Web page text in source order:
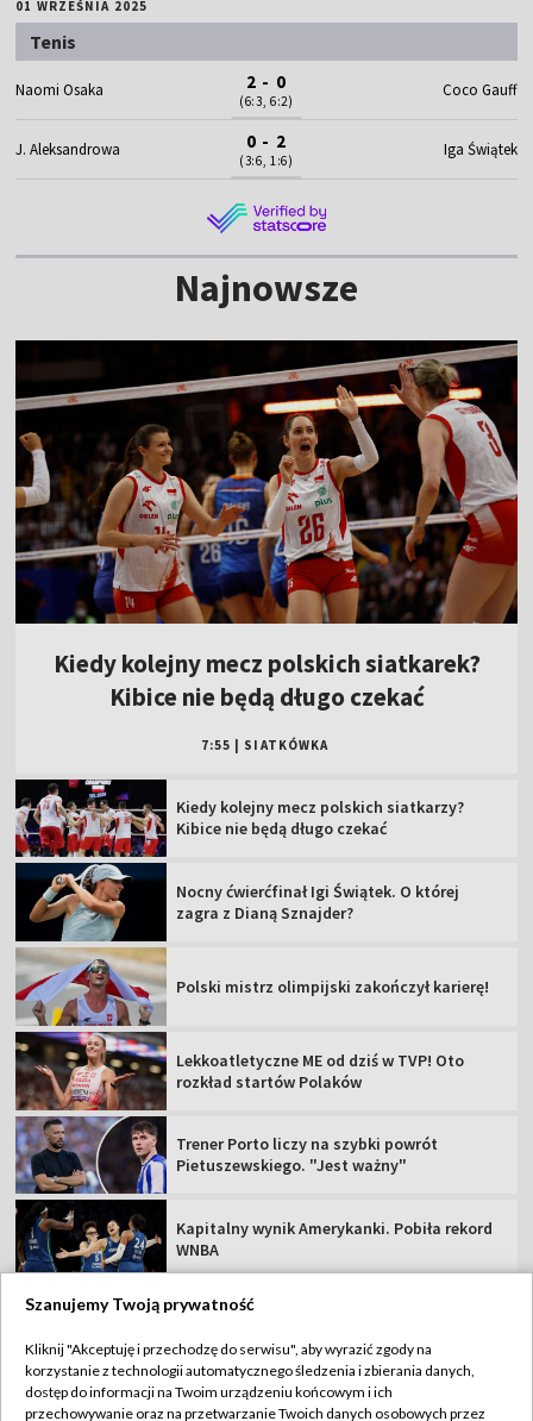
01 WRZEŚNIA 2025
Tenis
Naomi Osaka 2 - 0
(6:3, 6:2)
Coco Gauff
J. Aleksandrowa 0 - 2
(3:6, 1:6)
Iga Świątek
Najnowsze
Kiedy kolejny mecz polskich siatkarek?
Kibice nie będą długo czekać
7:55 | SIATKÓWKA
Kiedy kolejny mecz polskich siatkarzy?
Kibice nie będą długo czekać
Nocny ćwierćfinał Igi Świątek. O której
zagra z Dianą Sznajder?
Polski mistrz olimpijski zakończył karierę!
Lekkoatletyczne ME od dziś w TVP! Oto
rozkład startów Polaków
Trener Porto liczy na szybki powrót
Pietuszewskiego. "Jest ważny"
Kapitalny wynik Amerykanki. Pobiła rekord
WNBA
TVP
Abonament TVP
Regulamin TVP
Szanujemy Twoją prywatność
Kliknij "Akceptuję i przechodzę do serwisu", aby wyrazić zgody na
korzystanie z technologii automatycznego śledzenia i zbierania danych,
dostęp do informacji na Twoim urządzeniu końcowym i ich
przechowywanie oraz na przetwarzanie Twoich danych osobowych przez